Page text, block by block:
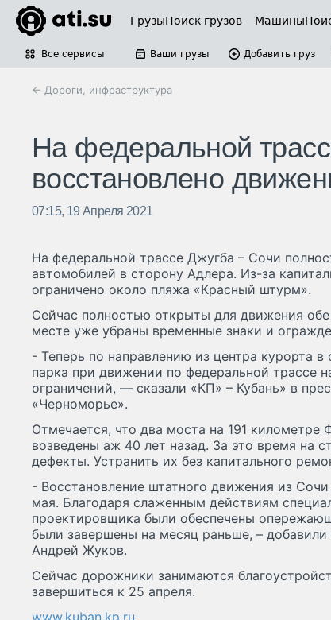
ГрузыПоиск грузов Машины
Все сервисы Ваши грузы Добавить груз
← Дороги, инфраструктура
На федеральной
восстановлено
07:15, 19 Апреля 2021
На федеральной трассе Джугба – Сочи
автомобилей в сторону Адлера. Из-за
ограничено около пляжа «Красный штурм».
Сейчас полностью открыты для движения
месте уже убраны временные знаки и
- Теперь по направлению из центра курорта
парка при движении по федеральной трассе
ограничений, — сказали «КП» – Кубань» в
«Черноморье».
Отмечается, что два моста на 191 километре
возведены аж 40 лет назад. За это время на
дефекты. Устранить их без капитального
- Восстановление штатного движения из
мая. Благодаря слаженным действиям
проектировщика были обеспечены
были завершены на месяц раньше, –
Андрей Жуков.
Сейчас дорожники занимаются
завершиться к 25 апреля.